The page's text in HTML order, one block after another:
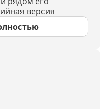
версия